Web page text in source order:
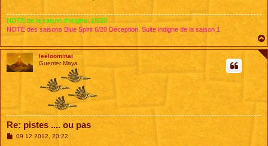
NOTE de la saison d'origine: 18/20
NOTE des saisons Blue Spirit 6/20 Déception. Suite indigne de la saison 1
leeloominai
Guerrier Maya
Re: pistes .... ou pas
M09 12 2012, 20:22